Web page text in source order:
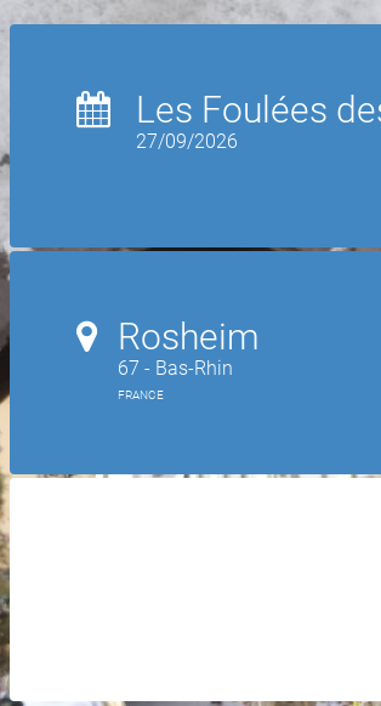
Les Foulées
27/09/2026
Rosheim
67 - Bas-Rhin
FRANCE